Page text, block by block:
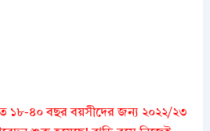
১৮-৪০ বছর বয়সীদের জন্য ২০২২/২৩